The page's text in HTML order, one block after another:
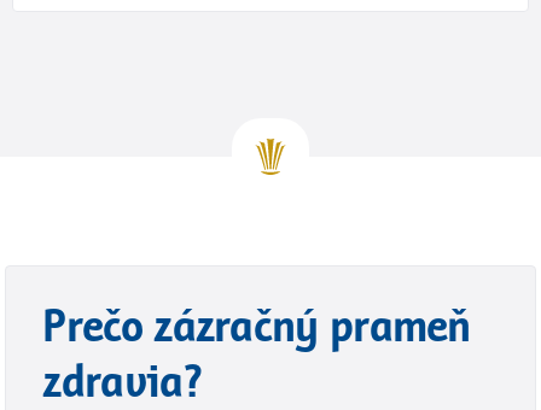
Prečo zázračný prameň
zdravia?